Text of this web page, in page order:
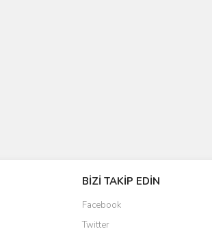
BİZİ TAKİP EDİN
Facebook
Twitter